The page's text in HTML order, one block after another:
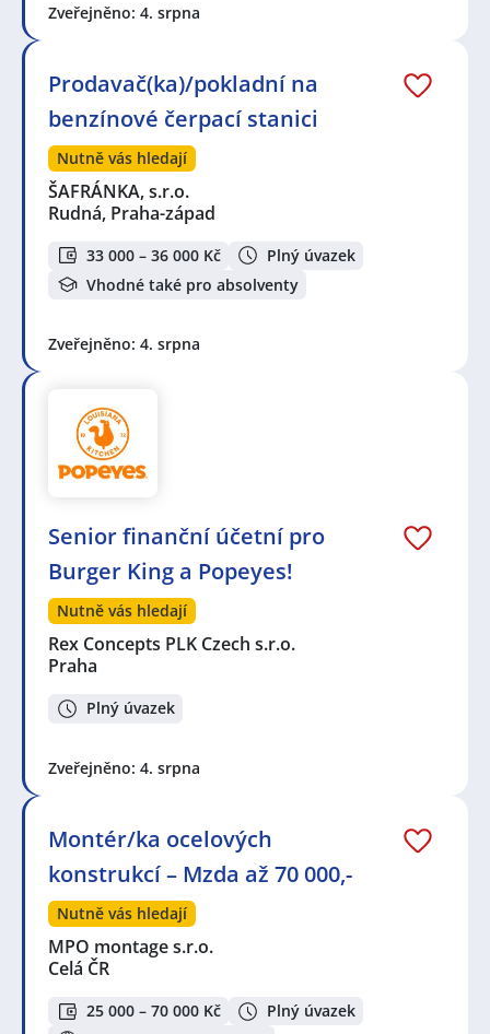
Zveřejněno: 4. srpna
Prodavač(ka)/pokladní na
benzínové čerpací stanici
Nutně vás hledají
ŠAFRÁNKA, s.r.o.
Rudná, Praha-západ
33 000 – 36 000 Kč
Plný úvazek
Vhodné také pro absolventy
Zveřejněno: 4. srpna
Senior finanční účetní pro
Burger King a Popeyes!
Nutně vás hledají
Rex Concepts PLK Czech s.r.o.
Praha
Plný úvazek
Zveřejněno: 4. srpna
Montér/ka ocelových
konstrukcí – Mzda až 70 000,-
Nutně vás hledají
MPO montage s.r.o.
Celá ČR
25 000 – 70 000 Kč
Plný úvazek